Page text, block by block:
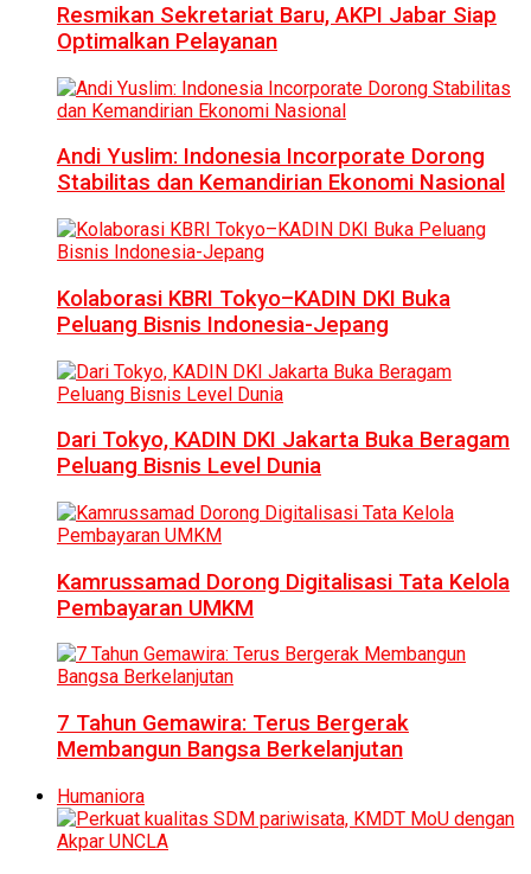
Resmikan Sekretariat Baru, AKPI Jabar Siap
Optimalkan Pelayanan
Andi Yuslim: Indonesia Incorporate Dorong
Stabilitas dan Kemandirian Ekonomi Nasional
Kolaborasi KBRI Tokyo–KADIN DKI Buka
Peluang Bisnis Indonesia-Jepang
Dari Tokyo, KADIN DKI Jakarta Buka Beragam
Peluang Bisnis Level Dunia
Kamrussamad Dorong Digitalisasi Tata Kelola
Pembayaran UMKM
7 Tahun Gemawira: Terus Bergerak
Membangun Bangsa Berkelanjutan
Humaniora